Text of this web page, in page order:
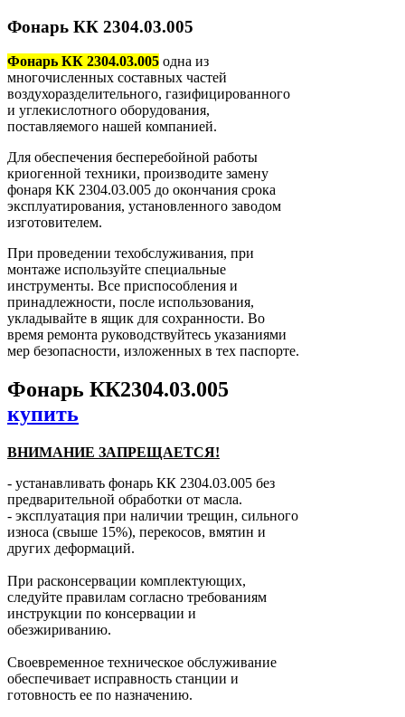
Фонарь КК 2304.03.005
Фонарь КК 2304.03.005 одна из
многочисленных составных частей
воздухоразделительного, газифицированного
и углекислотного оборудования,
поставляемого нашей компанией.
Для обеспечения бесперебойной работы
криогенной техники, производите замену
фонаря КК 2304.03.005 до окончания срока
эксплуатирования, установленного заводом
изготовителем.
При проведении техобслуживания, при
монтаже используйте специальные
инструменты. Все приспособления и
принадлежности, после использования,
укладывайте в ящик для сохранности. Во
время ремонта руководствуйтесь указаниями
мер безопасности, изложенных в тех паспорте.
Фонарь КК2304.03.005
купить
ВНИМАНИЕ ЗАПРЕЩАЕТСЯ!
- устанавливать фонарь КК 2304.03.005 без
предварительной обработки от масла.
- эксплуатация при наличии трещин, сильного
износа (свыше 15%), перекосов, вмятин и
других деформаций.
При расконсервации комплектующих,
следуйте правилам согласно требованиям
инструкции по консервации и
обезжириванию.
Своевременное техническое обслуживание
обеспечивает исправность станции и
готовность ее по назначению.